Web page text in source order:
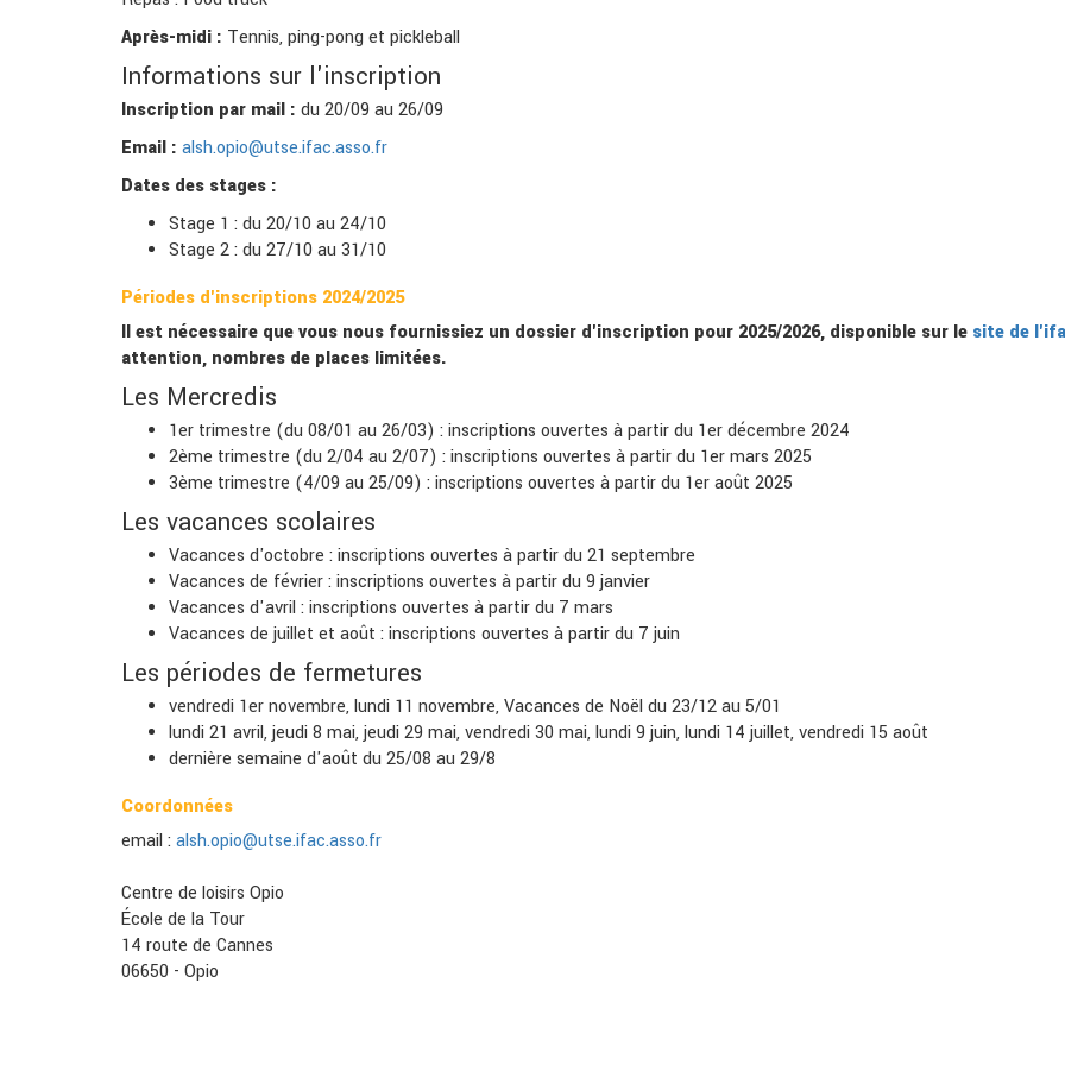
Après-midi : Tennis, ping-pong et pickleball
Informations sur l'inscription
Inscription par mail : du 20/09 au 26/09
Email : alsh.opio@utse.ifac.asso.fr
Dates des stages :
Stage 1 : du 20/10 au 24/10
Stage 2 : du 27/10 au 31/10
Périodes d'inscriptions 2024/2025
Il est nécessaire que vous nous fournissiez un dossier d'inscription pour 2025/2026, disponible sur le site de
attention, nombres de places limitées.
Les Mercredis
1er trimestre (du 08/01 au 26/03) : inscriptions ouvertes à partir du 1er décembre 2024
2ème trimestre (du 2/04 au 2/07) : inscriptions ouvertes à partir du 1er mars 2025
3ème trimestre (4/09 au 25/09) : inscriptions ouvertes à partir du 1er août 2025
Les vacances scolaires
Vacances d'octobre : inscriptions ouvertes à partir du 21 septembre
Vacances de février : inscriptions ouvertes à partir du 9 janvier
Vacances d'avril : inscriptions ouvertes à partir du 7 mars
Vacances de juillet et août : inscriptions ouvertes à partir du 7 juin
Les périodes de fermetures
vendredi 1er novembre, lundi 11 novembre, Vacances de Noël du 23/12 au 5/01
lundi 21 avril, jeudi 8 mai, jeudi 29 mai, vendredi 30 mai, lundi 9 juin, lundi 14 juillet, vendredi 15 août
dernière semaine d'août du 25/08 au 29/8
Coordonnées
email : alsh.opio@utse.ifac.asso.fr
Centre de loisirs Opio
École de la Tour
14 route de Cannes
06650 - Opio